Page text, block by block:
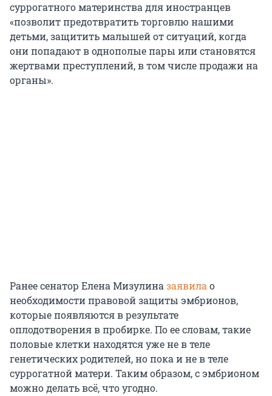
суррогатного материнства для иностранцев
«позволит предотвратить торговлю нашими
детьми, защитить малышей от ситуаций, когда
они попадают в однополые пары или становятся
жертвами преступлений, в том числе продажи на
органы».
Ранее сенатор Елена Мизулина заявила о
необходимости правовой защиты эмбрионов,
которые появляются в результате
оплодотворения в пробирке. По ее словам, такие
половые клетки находятся уже не в теле
генетических родителей, но пока и не в теле
суррогатной матери. Таким образом, с эмбрионом
можно делать всё, что угодно.